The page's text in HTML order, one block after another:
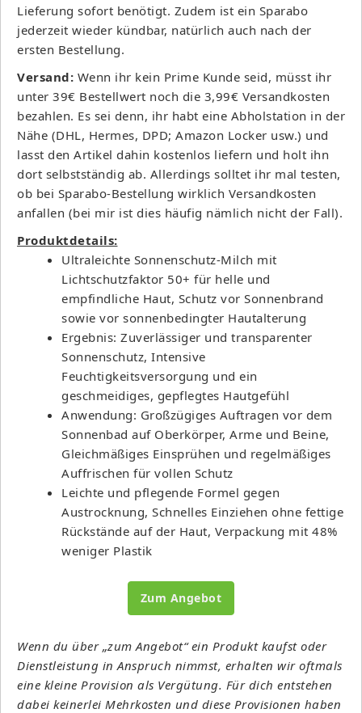
Lieferung sofort benötigt. Zudem ist ein Sparabo
jederzeit wieder kündbar, natürlich auch nach der
ersten Bestellung.
Versand: Wenn ihr kein Prime Kunde seid, müsst ihr
unter 39€ Bestellwert noch die 3,99€ Versandkosten
bezahlen. Es sei denn, ihr habt eine Abholstation in der
Nähe (DHL, Hermes, DPD; Amazon Locker usw.) und
lasst den Artikel dahin kostenlos liefern und holt ihn
dort selbstständig ab. Allerdings solltet ihr mal testen,
ob bei Sparabo-Bestellung wirklich Versandkosten
anfallen (bei mir ist dies häufig nämlich nicht der Fall).
Produktdetails:
Ultraleichte Sonnenschutz-Milch mit
Lichtschutzfaktor 50+ für helle und
empfindliche Haut, Schutz vor Sonnenbrand
sowie vor sonnenbedingter Hautalterung
Ergebnis: Zuverlässiger und transparenter
Sonnenschutz, Intensive
Feuchtigkeitsversorgung und ein
geschmeidiges, gepflegtes Hautgefühl
Anwendung: Großzügiges Auftragen vor dem
Sonnenbad auf Oberkörper, Arme und Beine,
Gleichmäßiges Einsprühen und regelmäßiges
Auffrischen für vollen Schutz
Leichte und pflegende Formel gegen
Austrocknung, Schnelles Einziehen ohne fettige
Rückstände auf der Haut, Verpackung mit 48%
weniger Plastik
Zum Angebot
Wenn du über „zum Angebot“ ein Produkt kaufst oder
Dienstleistung in Anspruch nimmst, erhalten wir oftmals
eine kleine Provision als Vergütung. Für dich entstehen
dabei keinerlei Mehrkosten und diese Provisionen haben